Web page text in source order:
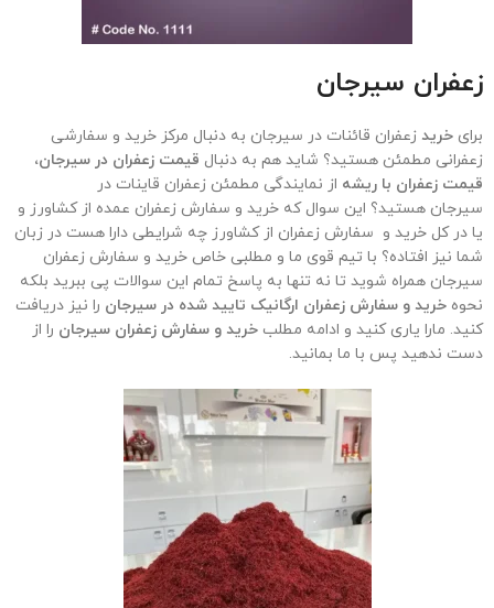
زعفران سیرجان
برای خرید زعفران قائنات در سیرجان به دنبال مرکز خرید و سفارشی
زعفرانی مطمئن هستید؟ شاید هم به دنبال قیمت زعفران در سیرجان،
قیمت زعفران با ریشه از نمایندگی مطمئن زعفران قاینات در
سیرجان هستید؟ این سوال که خرید و سفارش زعفران عمده از کشاورز و
یا در کل خرید و سفارش زعفران از کشاورز چه شرایطی دارا هست در زبان
شما نیز افتاده؟ با تیم قوی ما و مطلبی خاص خرید و سفارش زعفران
سیرجان همراه شوید تا نه تنها به پاسخ تمام این سوالات پی ببرید بلکه
نحوه خرید و سفارش زعفران ارگانیک تایید شده در سیرجان را نیز دریافت
کنید. مارا یاری کنید و ادامه مطلب خرید و سفارش زعفران سیرجان را از
دست ندهید پس با ما بمانید.